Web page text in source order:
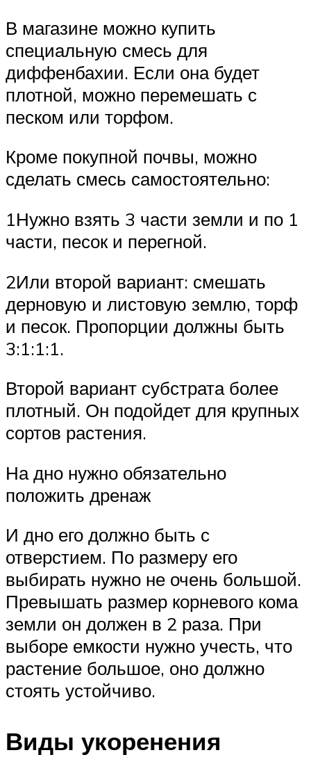
В магазине можно купить
специальную смесь для
диффенбахии. Если она будет
плотной, можно перемешать с
песком или торфом.
Кроме покупной почвы, можно
сделать смесь самостоятельно:
1Нужно взять 3 части земли и по 1
части, песок и перегной.
2Или второй вариант: смешать
дерновую и листовую землю, торф
и песок. Пропорции должны быть
3:1:1:1.
Второй вариант субстрата более
плотный. Он подойдет для крупных
сортов растения.
На дно нужно обязательно
положить дренаж
И дно его должно быть с
отверстием. По размеру его
выбирать нужно не очень большой.
Превышать размер корневого кома
земли он должен в 2 раза. При
выборе емкости нужно учесть, что
растение большое, оно должно
стоять устойчиво.
Виды укоренения